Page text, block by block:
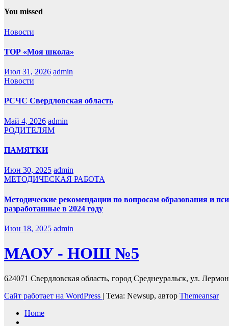
You missed
Новости
ТОР «Моя школа»
Июл 31, 2026 admin
Новости
РСЧС Свердловская область
Май 4, 2026 admin
РОДИТЕЛЯМ
ПАМЯТКИ
Июн 30, 2025 admin
МЕТОДИЧЕСКАЯ РАБОТА
Методические рекомендации по вопросам образования и
разработанные в 2024 году
Июн 18, 2025 admin
МАОУ - НОШ №5
624071 Свердловская область, город Среднеуральск, ул.
Сайт работает на WordPress | Тема: Newsup, автор Themeansar
Home